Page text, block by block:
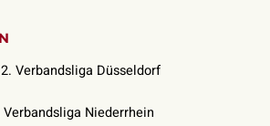
Verbandsliga Düsseldorf
Niederrhein